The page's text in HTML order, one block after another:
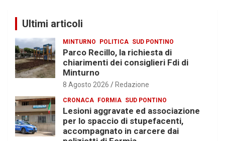
Ultimi articoli
MINTURNO POLITICA SUD PONTINO
Parco Recillo, la richiesta di
chiarimenti dei consiglieri Fdi di
Minturno
8 Agosto 2026 Redazione
CRONACA FORMIA SUD PONTINO
Lesioni aggravate ed associazione
per lo spaccio di stupefacenti,
accompagnato in carcere dai